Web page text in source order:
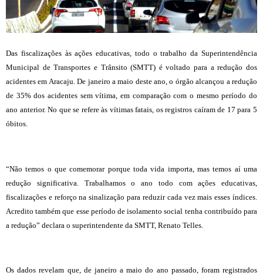
Das fiscalizações às ações educativas, todo o trabalho da Superintendência
Municipal de Transportes e Trânsito (SMTT) é voltado para a redução dos
acidentes em Aracaju. De janeiro a maio deste ano, o órgão alcançou a redução
de 35% dos acidentes sem vítima, em comparação com o mesmo período do
ano anterior. No que se refere às vítimas fatais, os registros caíram de 17 para 5
óbitos.
“Não temos o que comemorar porque toda vida importa, mas temos aí uma
redução significativa. Trabalhamos o ano todo com ações educativas,
fiscalizações e reforço na sinalização para reduzir cada vez mais esses índices.
Acredito também que esse período de isolamento social tenha contribuído para
a redução” declara o superintendente da SMTT, Renato Telles.
Os dados revelam que, de janeiro a maio do ano passado, foram registrados